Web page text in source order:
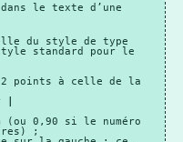
le texte d’une
du style de type
standard pour le
points à celle de la
(ou 0,90 si le numéro
;